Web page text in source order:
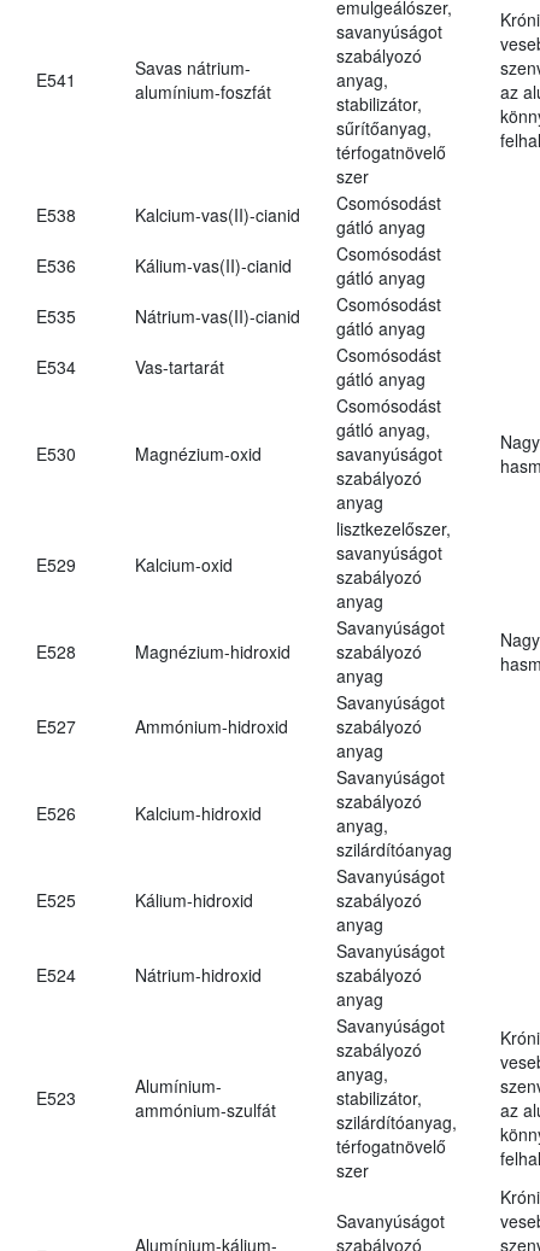
E541
Savas nátrium-
alumínium-foszfát
emulgeálószer,
savanyúságot
szabályozó
anyag,
stabilizátor,
sűrítőanyag,
térfogatnövelő
szer
az
E538 Kalcium-vas(II)-cianid
Csomósodást
gátló anyag
E536
Kálium-vas(II)-cianid
Csomósodást
gátló anyag
E535
Nátrium-vas(II)-cianid
Csomósodást
gátló anyag
E534
Vas-tartarát
Csomósodást
gátló anyag
E530 Magnézium-oxid
Csomósodást
gátló anyag,
savanyúságot
szabályozó
anyag
E529 Kalcium-oxid
lisztkezelőszer,
savanyúságot
szabályozó
anyag
E528 Magnézium-hidroxid
Savanyúságot
szabályozó
anyag
E527 Ammónium-hidroxid
Savanyúságot
szabályozó
anyag
E526 Kalcium-hidroxid
Savanyúságot
szabályozó
anyag,
szilárdítóanyag
E525 Kálium-hidroxid
Savanyúságot
szabályozó
anyag
E524 Nátrium-hidroxid
Savanyúságot
szabályozó
anyag
E523
Alumínium-
ammónium-szulfát
Savanyúságot
szabályozó
anyag,
stabilizátor,
szilárdítóanyag,
térfogatnövelő
szer
az
Alumínium-kálium-
Savanyúságot
szabályozó